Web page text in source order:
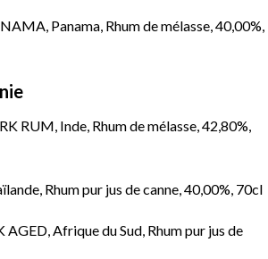
Panama, Rhum de mélasse, 40,00%,
RUM, Inde, Rhum de mélasse, 42,80%,
Rhum pur jus de canne, 40,00%, 70cl
Afrique du Sud, Rhum pur jus de